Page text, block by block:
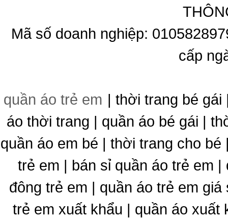
Mã số doanh nghiệp:
cấp
quần áo trẻ em | thời trang bé gái
áo thời trang | quần áo bé gái |
quần áo em bé | thời trang cho
trẻ em | bán sỉ quần áo trẻ em
đông trẻ em | quần áo trẻ em
trẻ em xuất khẩu | quần áo xuất